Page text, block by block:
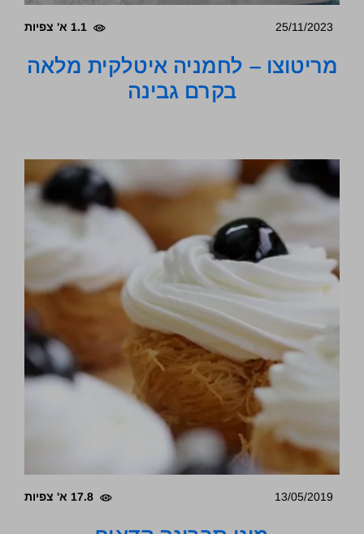
25/11/2023 1.1 א' צפיות
מריטוצו – לחמניה איטלקית מלאה
בקרם גבינה
13/05/2019 17.8 א' צפיות